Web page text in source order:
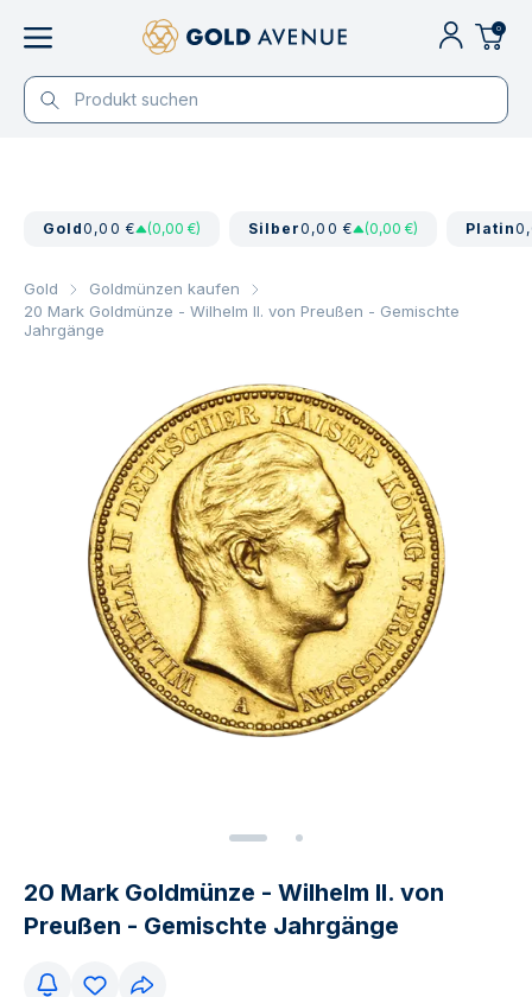
0
Gold0,00 € (0,00 €) Silber0,00 € (0,00 €) Platin
Gold
Goldmünzen kaufen
20 Mark Goldmünze - Wilhelm II. von Preußen - Gemischte
Jahrgänge
20 Mark Goldmünze - Wilhelm II. von
Preußen - Gemischte Jahrgänge